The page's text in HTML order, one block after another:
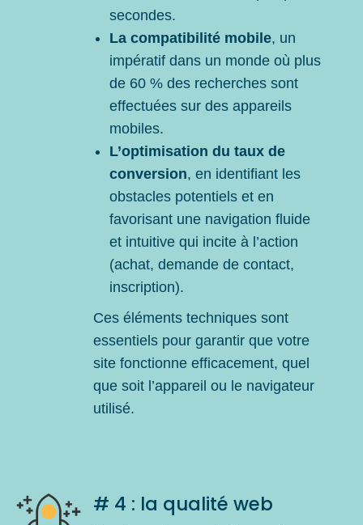
secondes.
La compatibilité mobile, un
impératif dans un monde où plus
de 60 % des recherches sont
effectuées sur des appareils
mobiles.
L’optimisation du taux de
conversion, en identifiant les
obstacles potentiels et en
favorisant une navigation fluide
et intuitive qui incite à l’action
(achat, demande de contact,
inscription).
Ces éléments techniques sont
essentiels pour garantir que votre
site fonctionne efficacement, quel
que soit l’appareil ou le navigateur
utilisé.
# 4 : la qualité web